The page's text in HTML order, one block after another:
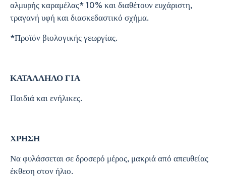
αλμυρής καραμέλας* 10% και διαθέτουν ευχάριστη,
τραγανή υφή και διασκεδαστικό σχήμα.
*Προϊόν βιολογικής γεωργίας.
ΚΑΤΑΛΛΗΛΟ ΓΙΑ
Παιδιά και ενήλικες.
ΧΡΗΣΗ
Να φυλάσσεται σε δροσερό μέρος, μακριά από απευθείας
έκθεση στον ήλιο.